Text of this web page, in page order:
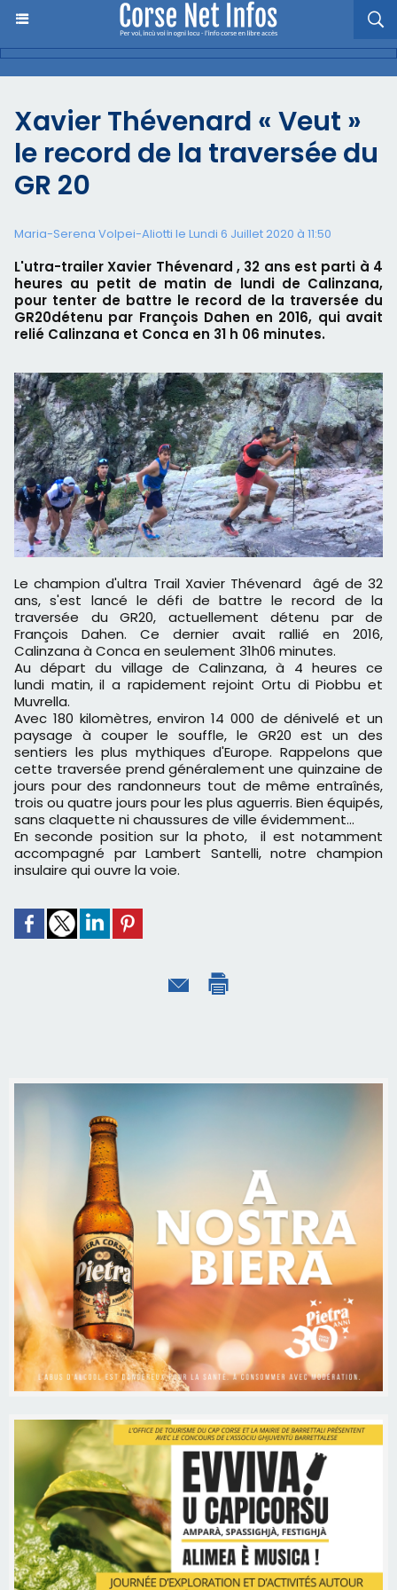
Xavier Thévenard « Veut »
le record de la traversée du
GR 20
Maria-Serena Volpei-Aliotti le Lundi 6 Juillet 2020 à 11:50
L'utra-trailer Xavier Thévenard , 32 ans est parti à 4
heures au petit de matin de lundi de Calinzana,
pour tenter de battre le record de la traversée du
GR20détenu par François Dahen en 2016, qui avait
relié Calinzana et Conca en 31 h 06 minutes.
Le champion d'ultra Trail Xavier Thévenard âgé de 32
ans, s'est lancé le défi de battre le record de la
traversée du GR20, actuellement détenu par de
François Dahen. Ce dernier avait rallié en 2016,
Calinzana à Conca en seulement 31h06 minutes.
Au départ du village de Calinzana, à 4 heures ce
lundi matin, il a rapidement rejoint Ortu di Piobbu et
Muvrella.
Avec 180 kilomètres, environ 14 000 de dénivelé et un
paysage à couper le souffle, le GR20 est un des
sentiers les plus mythiques d'Europe. Rappelons que
cette traversée prend généralement une quinzaine de
jours pour des randonneurs tout de même entraînés,
trois ou quatre jours pour les plus aguerris. Bien équipés,
sans claquette ni chaussures de ville évidemment...
En seconde position sur la photo, il est notamment
accompagné par Lambert Santelli, notre champion
insulaire qui ouvre la voie.